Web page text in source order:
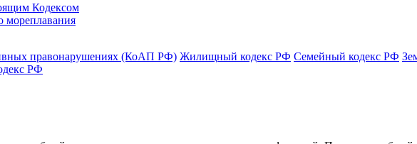
Кодексом
мореплавания
правонарушениях (КоАП РФ) Жилищный кодекс РФ Семейный кодекс РФ
РФ